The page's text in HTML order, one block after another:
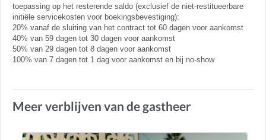
toepassing op het resterende saldo (exclusief de niet-restitueerbare
initiële servicekosten voor boekingsbevestiging):
20% vanaf de sluiting van het contract tot 60 dagen voor aankomst
40% van 59 dagen tot 30 dagen voor aankomst
50% van 29 dagen tot 8 dagen voor aankomst
100% van 7 dagen tot 1 dag voor aankomst en bij no-show
Meer verblijven van de gastheer